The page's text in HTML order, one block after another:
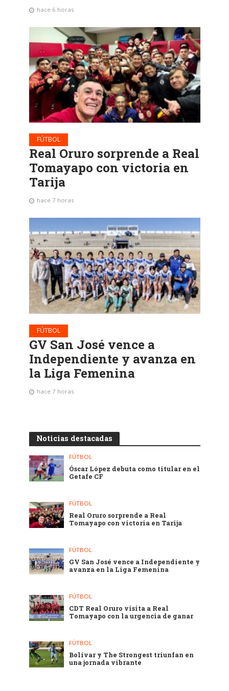
hace 6 horas
FÚTBOL
Real Oruro sorprende a Real
Tomayapo con victoria en
Tarija
hace 7 horas
FÚTBOL
GV San José vence a
Independiente y avanza en
la Liga Femenina
hace 7 horas
Noticias destacadas
FÚTBOL
Óscar López debuta como titular en el
Getafe CF
FÚTBOL
Real Oruro sorprende a Real
Tomayapo con victoria en Tarija
FÚTBOL
GV San José vence a Independiente y
avanza en la Liga Femenina
FÚTBOL
CDT Real Oruro visita a Real
Tomayapo con la urgencia de ganar
FÚTBOL
Bolívar y The Strongest triunfan en
una jornada vibrante